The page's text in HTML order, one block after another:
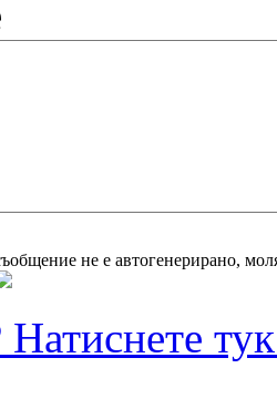
не е автогенерирано,